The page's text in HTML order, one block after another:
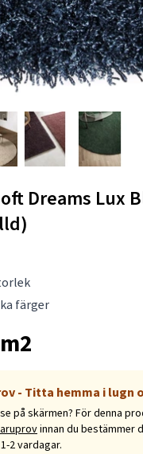
Dreams Lux
färger
- Titta hemma i lugn
på skärmen? För denna
innan du bestämmer
2 vardagar.